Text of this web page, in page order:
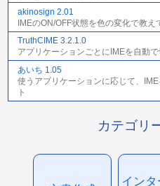
akinosign 2.01
IMEのON/OFF状態を色の変化で教
TruthCIME 3.2.1.0
アプリケーションごとにIMEを自動
あいち 1.05
使うアプリケーションに応じて、
ト
カテゴリ
インタ